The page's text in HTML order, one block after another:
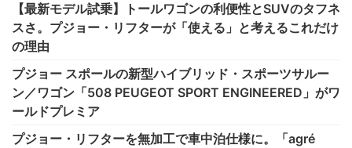
【最新モデル試乗】トールワゴンの利便性とSUVのタフネ
スさ。プジョー・リフターが「使える」と考えるこれだけ
の理由
プジョー スポールの新型ハイブリッド・スポーツサルー
ン／ワゴン「508 PEUGEOT SPORT ENGINEERED」がワ
ールドプレミア
プジョー・リフターを無加工で車中泊仕様に。「agré